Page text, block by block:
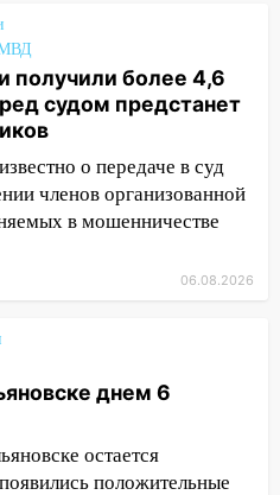
сбили над
и Саратовской
уверовала в
директора фирмы
налогов на 48
двое
ожидается
при развороте
водитель
получили более 4,6
судом предстанет
о передаче в суд
членов организованной
в мошенничестве
06.08.2026
днем 6
остается
положительные